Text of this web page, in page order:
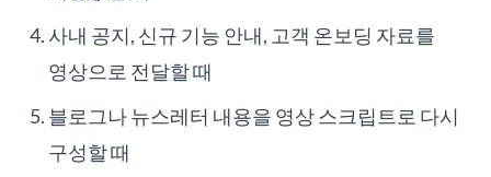
사내 공지, 신규 기능 안내, 고객 온보딩 자료를
영상으로 전달할 때
블로그나 뉴스레터 내용을 영상 스크립트로 다시
구성할 때